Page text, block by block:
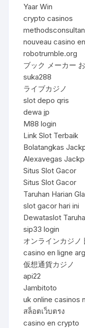
Yaar Win
crypto casinos
nouveau casino
robotrumble.org
ブック メーカー
suka288
ライブカジノ
slot depo qris
dewa jp
M88 login
Link Slot Terbaik
Bolatangkas
Alexavegas
Situs Slot Gacor
Situs Slot Gacor
Taruhan Harian
slot gacor hari ini
Dewataslot
sip33 login
オンラインカジノ
casino en ligne
仮想通貨カジノ
api22
Jambitoto
uk online casinos
สล็อตเว็บตรง
casino en crypto